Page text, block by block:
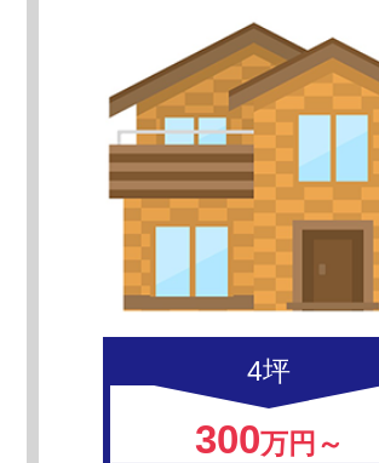
4坪
300万円～